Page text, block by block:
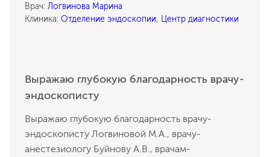
Врач: Логвинова Марина
Клиника: Отделение эндоскопии, Центр диагностики
Выражаю глубокую благодарность врачу-
эндоскописту
Выражаю глубокую благодарность врачу-
эндоскописту Логвиновой М.А., врачу-
анестезиологу Буйнову А.В., врачам-